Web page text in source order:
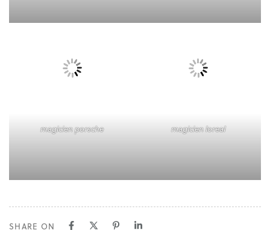
magicien porsche magicien loreal
SHARE ON